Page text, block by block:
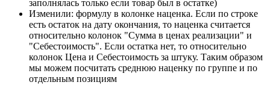
заполнялась только если товар был в остатке)
Изменили: формулу в колонке наценка. Если по строке
есть остаток на дату окончания, то наценка считается
относительно колонок "Сумма в ценах реализации" и
"Себестоимость". Если остатка нет, то относительно
колонок Цена и Себестоимость за штуку. Таким образом
мы можем посчитать среднюю наценку по группе и по
отдельным позициям